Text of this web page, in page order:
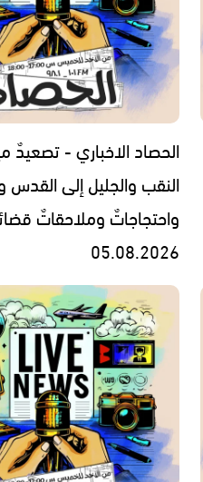
الحصاد الاخباري - تصعيدٌ
النقب والجليل إلى القدس
واحتجاجاتٌ وملاحقاتٌ
05.08.2026